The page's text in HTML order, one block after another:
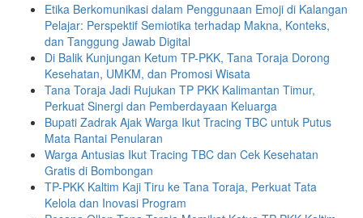
Etika Berkomunikasi dalam Penggunaan Emoji di Kalangan
Pelajar: Perspektif Semiotika terhadap Makna, Konteks,
dan Tanggung Jawab Digital
Di Balik Kunjungan Ketum TP-PKK, Tana Toraja Dorong
Kesehatan, UMKM, dan Promosi Wisata
Tana Toraja Jadi Rujukan TP PKK Kalimantan Timur,
Perkuat Sinergi dan Pemberdayaan Keluarga
Bupati Zadrak Ajak Warga Ikut Tracing TBC untuk Putus
Mata Rantai Penularan
Warga Antusias Ikut Tracing TBC dan Cek Kesehatan
Gratis di Bombongan
TP-PKK Kaltim Kaji Tiru ke Tana Toraja, Perkuat Tata
Kelola dan Inovasi Program